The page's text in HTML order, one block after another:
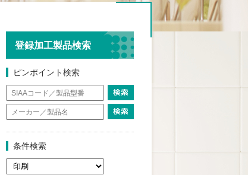
登録加工製品検索
ピンポイント検索
条件検索